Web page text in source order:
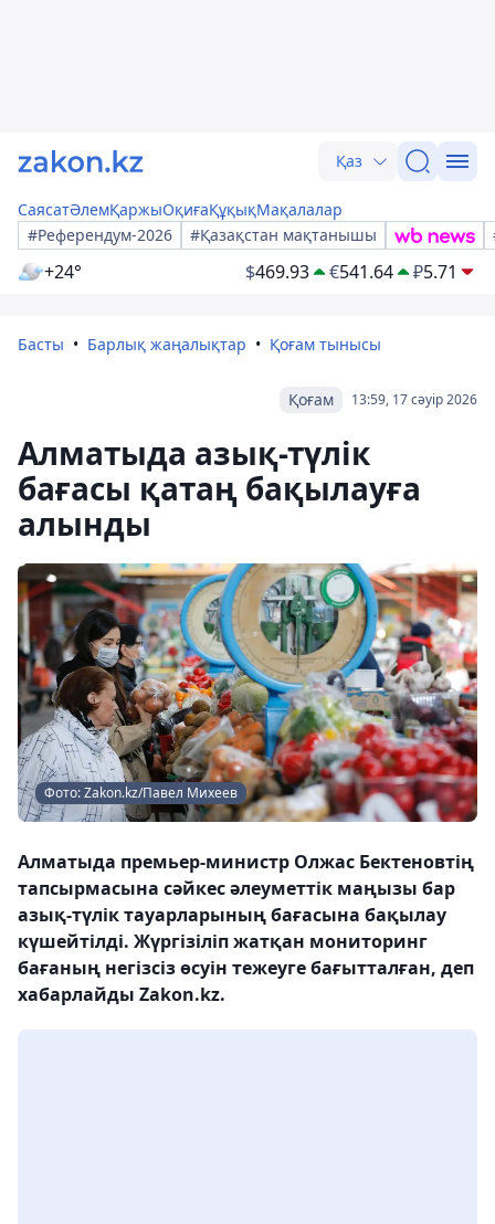
Қаз
СаясатӘлемҚаржыОқиғаҚұқықМақалалар
#Референдум-2026
#Қазақстан мақтанышы
+24° $469.93 €541.64 ₽5.71
Басты Барлық жаңалықтар Қоғам тынысы
13:59, 17 сәуір 2026
Қоғам
Алматыда азық-түлік
бағасы қатаң бақылауға
алынды
Фото: Zakon.kz/Павел Михеев
Алматыда премьер-министр Олжас Бектеновтің
тапсырмасына сәйкес әлеуметтік маңызы бар
азық-түлік тауарларының бағасына бақылау
күшейтілді. Жүргізіліп жатқан мониторинг
бағаның негізсіз өсуін тежеуге бағытталған, деп
хабарлайды Zakon.kz.